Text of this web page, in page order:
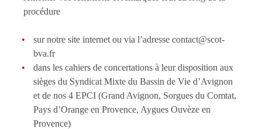
procédure
sur notre site internet ou via l’adresse contact@scot-
bva.fr
dans les cahiers de concertations à leur disposition aux
sièges du Syndicat Mixte du Bassin de Vie d’Avignon
et de nos 4 EPCI (Grand Avignon, Sorgues du Comtat,
Pays d’Orange en Provence, Aygues Ouvèze en
Provence)